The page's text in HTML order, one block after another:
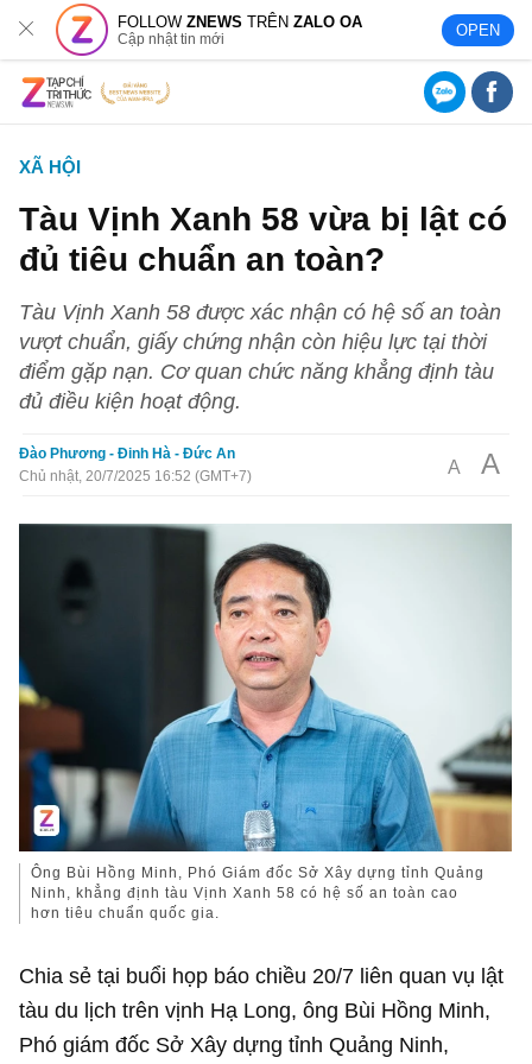
FOLLOWZNEWS TRÊNZALO OA
Cập nhật tin mới OPEN
XÃ HỘI
Tàu Vịnh Xanh 58 vừa bị lật có
đủ tiêu chuẩn an toàn?
Tàu Vịnh Xanh 58 được xác nhận có hệ số an toàn
vượt chuẩn, giấy chứng nhận còn hiệu lực tại thời
điểm gặp nạn. Cơ quan chức năng khẳng định tàu
đủ điều kiện hoạt động.
Đào Phương - Đinh Hà - Đức An
Chủ nhật, 20/7/2025 16:52 (GMT+7)
A A
Ông Bùi Hồng Minh, Phó Giám đốc Sở Xây dựng tỉnh Quảng
Ninh, khẳng định tàu Vịnh Xanh 58 có hệ số an toàn cao
hơn tiêu chuẩn quốc gia.
Chia sẻ tại buổi họp báo chiều 20/7 liên quan vụ lật
tàu du lịch trên vịnh Hạ Long, ông Bùi Hồng Minh,
Phó giám đốc Sở Xây dựng tỉnh Quảng Ninh,